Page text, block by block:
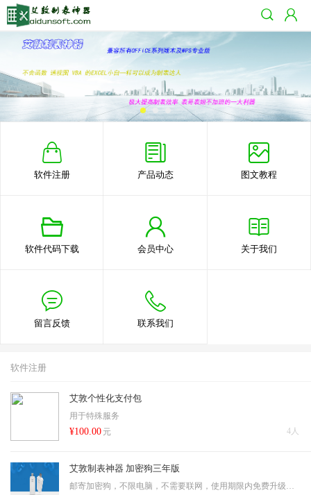
软件注册 产品动态 图文教程
软件代码下载 会员中心 关于我们
留言反馈 联系我们
软件注册
艾敦个性化支付包
用于特殊服务
4人
¥100.00 元
艾敦制表神器 加密狗三年版
邮寄加密狗，不限电脑，不需要联网，使用期限内免费升级，一次免费调换机会，邮寄费和成本费20元